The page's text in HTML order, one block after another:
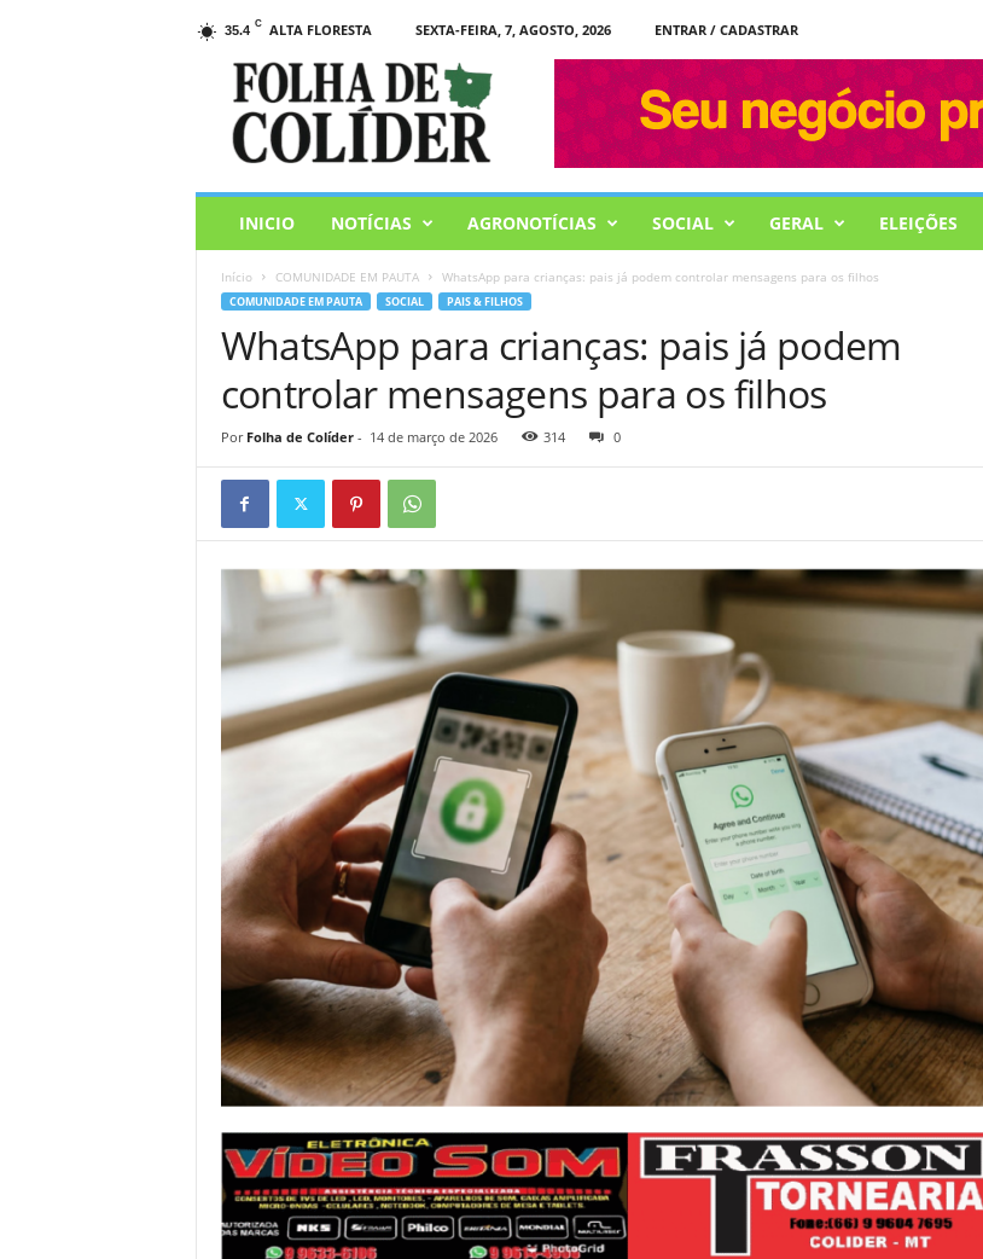
35.4 C ALTA FLORESTA SEXTA-FEIRA, 7, AGOSTO, 2026
ENTRAR / CADASTRAR
INICIO NOTÍCIAS AGRONOTÍCIAS SOCIAL GERAL ELEIÇÕES
Início COMUNIDADE EM PAUTA WhatsApp para crianças: pais já podem controlar mensagens para os filhos
COMUNIDADE EM PAUTA SOCIAL PAIS & FILHOS
WhatsApp para crianças: pais já podem
controlar mensagens para os filhos
Por Folha de Colíder- 14 de março de 2026 314 0